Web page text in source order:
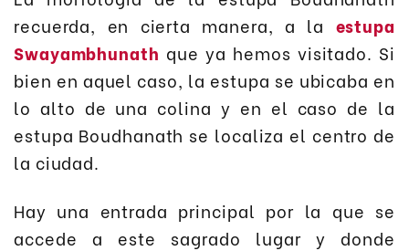
recuerda, en cierta manera, a la estupa
Swayambhunath que ya hemos visitado. Si
bien en aquel caso, la estupa se ubicaba en
lo alto de una colina y en el caso de la
estupa Boudhanath se localiza el centro de
la ciudad.
Hay una entrada principal por la que se
accede a este sagrado lugar y donde